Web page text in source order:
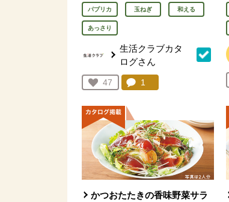
パプリカ 玉ねぎ 和える
あっさり
生活クラブカタ
ログさん
お気に入り登録：
47
人が登録
コメント：
1
かつおたたきの香味野菜サラ